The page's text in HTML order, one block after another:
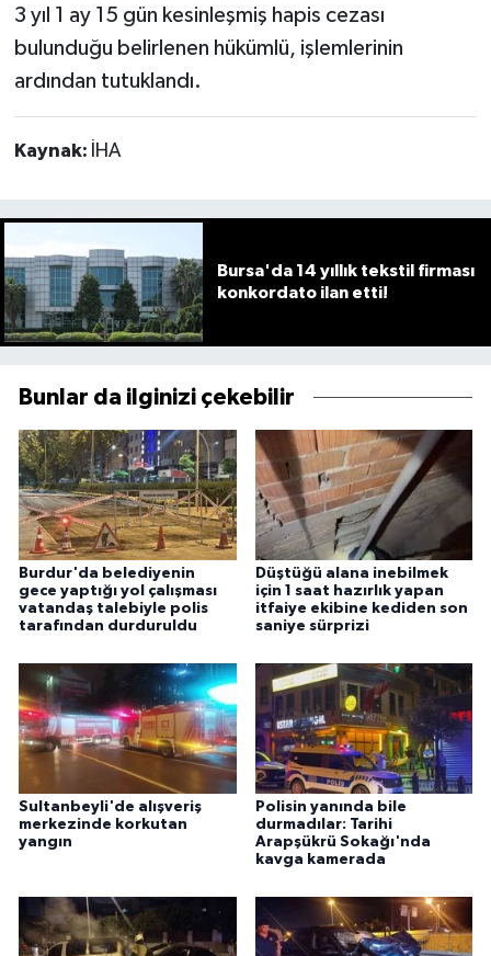
3 yıl 1 ay 15 gün kesinleşmiş hapis cezası
bulunduğu belirlenen hükümlü, işlemlerinin
ardından tutuklandı.
Kaynak: İHA
Bursa'da 14 yıllık tekstil firması
konkordato ilan etti!
Bunlar da ilginizi çekebilir
Burdur'da belediyenin
gece yaptığı yol çalışması
vatandaş talebiyle polis
tarafından durduruldu
Düştüğü alana inebilmek
için 1 saat hazırlık yapan
itfaiye ekibine kediden son
saniye sürprizi
Sultanbeyli'de alışveriş
merkezinde korkutan
yangın
Polisin yanında bile
durmadılar: Tarihi
Arapşükrü Sokağı'nda
kavga kamerada